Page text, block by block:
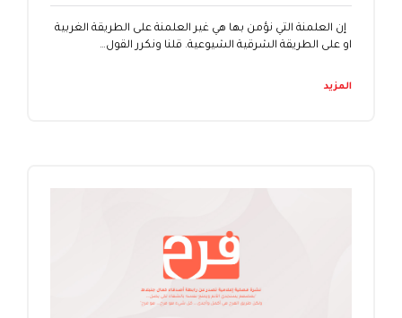
إن العلمنة التي نؤمن بها هي غير العلمنة على الطريقة الغربية
او على الطريقة الشرقية الشيوعية. قلنا ونكرر القول…
المزيد